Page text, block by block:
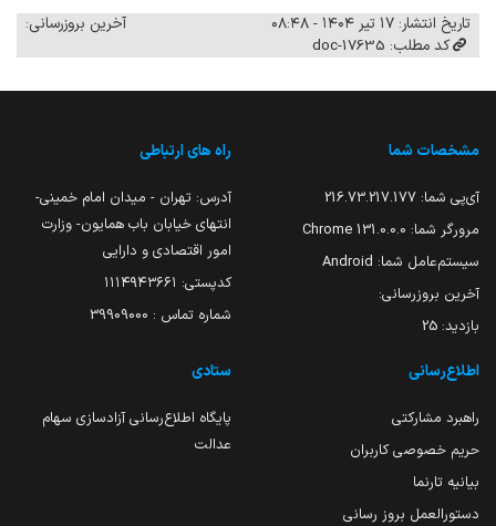
تاریخ انتشار: ۱۷ تیر ۱۴۰۴ - ۰۸:۴۸
آخرین بروزرسانی:
کد مطلب: 17635-doc
مشخصات شما
آی‌پی شما: 216.73.217.177
مرورگر شما: 131.0.0.0 Chrome
سیستم‌عامل شما: Android
آخرین بروزرسانی:
بازدید: 25
راه های ارتباطی
آدرس: تهران - میدان امام خمینی-
انتهای خیابان باب همایون- وزارت
امور اقتصادی و دارایی
کدپستی: ۱۱۱۴۹۴۳۶۶۱
شماره تماس : 39909000
اطلاع‌رسانی
راهبرد مشارکتی
حریم خصوصی کاربران
بیانیه تارنما
دستورالعمل بروز رسانی
ستادی
پایگاه اطلاع‌رسانی آزادسازی سهام
عدالت